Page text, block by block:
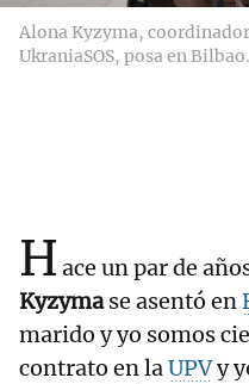
Alona Kyzyma,
UkraniaSOS, posa en Bilbao.
H ace un par de
Kyzymase asentó en
marido y yo somos
contrato en laUPVy